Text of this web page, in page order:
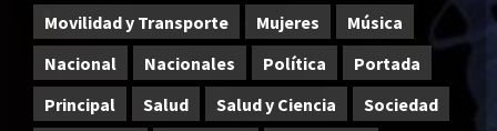
Movilidad y Transporte
Mujeres
Música
Nacional
Nacionales Política
Portada
Principal
Salud Salud y Ciencia
Sociedad